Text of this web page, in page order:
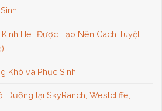
Hè “Được Tạo Nên Cách Tuyệt
Khó và Phục Sinh
Dưỡng tại SkyRanch, Westcliffe,